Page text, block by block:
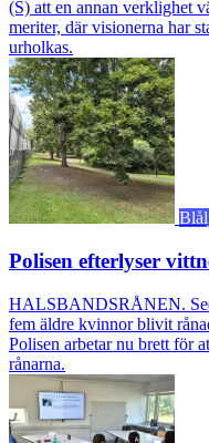
(S) att en annan verklighet
meriter, där visionerna har
urholkas.
Polisen efterlyser
HALSBANDSRÅNEN.
fem äldre kvinnor blivit
Polisen arbetar nu brett för
rånarna.